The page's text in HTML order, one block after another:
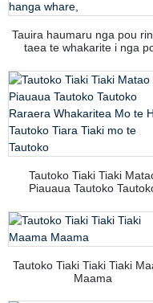
Tauira haumaru nga pou
taea te whakarite i nga
Tautoko Tiaki Tiaki
Piauaua Tautoko
Tautoko Tiara Tiaki mo
Tautoko
Tautoko Tiaki Tiaki Tiaki
Maama